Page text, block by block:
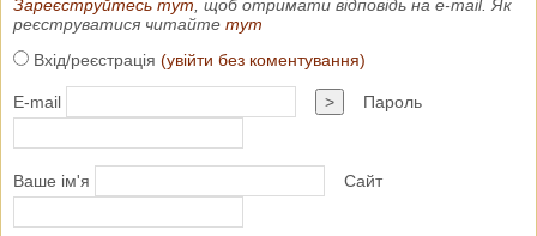
Зареєструйтесь тут , щоб отримати відповідь на e-mail. Як
реєструватися читайте тут
Вхід/реєстрація (увійти без коментування)
E-mail > Пароль
Ваше ім'я Сайт